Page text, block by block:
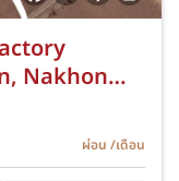
Nakhon
แพงแสน
ม.เกษตรผ่อน /เดือน